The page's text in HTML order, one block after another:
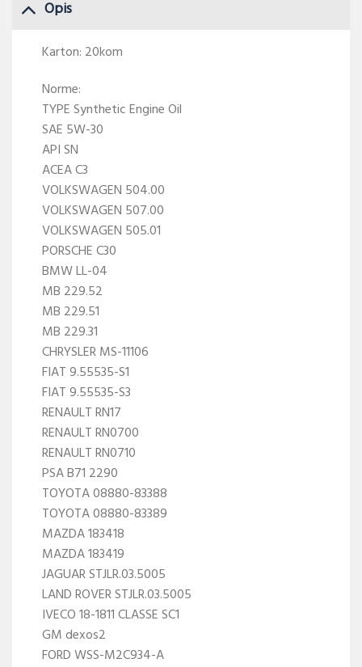
Opis
Karton: 20kom
Norme:
TYPE Synthetic Engine Oil
SAE 5W-30
API SN
ACEA C3
VOLKSWAGEN 504.00
VOLKSWAGEN 507.00
VOLKSWAGEN 505.01
PORSCHE C30
BMW LL-04
MB 229.52
MB 229.51
MB 229.31
CHRYSLER MS-11106
FIAT 9.55535-S1
FIAT 9.55535-S3
RENAULT RN17
RENAULT RN0700
RENAULT RN0710
PSA B71 2290
TOYOTA 08880-83388
TOYOTA 08880-83389
MAZDA 183418
MAZDA 183419
JAGUAR STJLR.03.5005
LAND ROVER STJLR.03.5005
IVECO 18-1811 CLASSE SC1
GM dexos2
FORD WSS-M2C934-A